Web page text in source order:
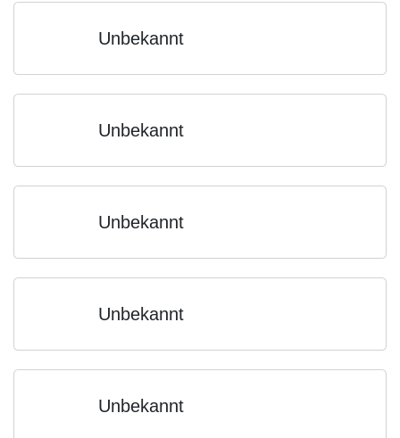
Unbekannt
Unbekannt
Unbekannt
Unbekannt
Unbekannt